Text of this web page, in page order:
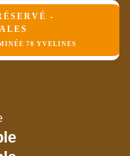
-
78 YVELINES